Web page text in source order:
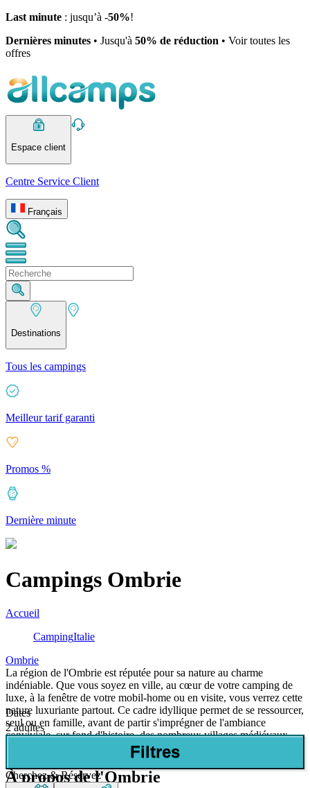
Last minute : jusqu’à -50%!
Dernières minutes • Jusqu'à 50% de réduction • Voir toutes les
offres
Espace client
Centre Service Client
Français
Destinations
Tous les campings
Meilleur tarif garanti
Promos %
Dernière minute
Campings Ombrie
Accueil
CampingItalie
Ombrie
La région de l'Ombrie est réputée pour sa nature au charme
indéniable. Que vous soyez en ville, au cœur de votre camping de
luxe, à la fenêtre de votre mobil-home ou en visite, vous verrez cette
nature luxuriante partout. Ce cadre idyllique permet de se ressourcer,
seul ou en famille, avant de partir s'imprégner de l'ambiance
conviviale, sur fond d'histoire, des nombreux villages médiévaux
À propos de l'Ombrie
Dates
2 adultes
Filtres
Cherchez & Réservez